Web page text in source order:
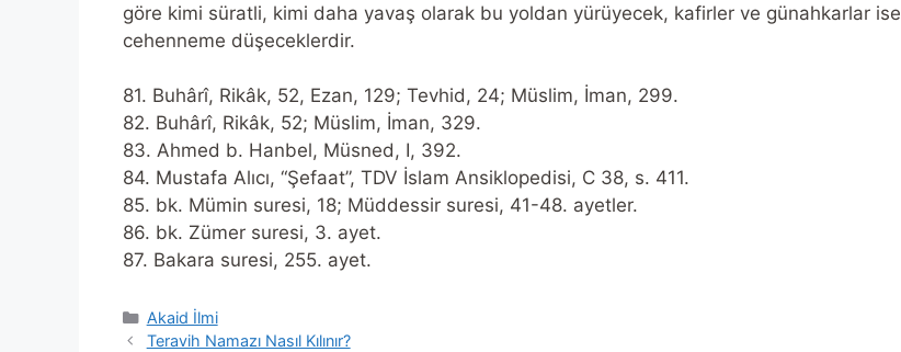
göre kimi süratli, kimi daha yavaş olarak bu yoldan yürüyecek, kafirler ve günahkarlar ise
cehenneme düşeceklerdir.
81. Buhârî, Rikâk, 52, Ezan, 129; Tevhid, 24; Müslim, İman, 299.
82. Buhârî, Rikâk, 52; Müslim, İman, 329.
83. Ahmed b. Hanbel, Müsned, I, 392.
84. Mustafa Alıcı, “Şefaat”, TDV İslam Ansiklopedisi, C 38, s. 411.
85. bk. Mümin suresi, 18; Müddessir suresi, 41-48. ayetler.
86. bk. Zümer suresi, 3. ayet.
87. Bakara suresi, 255. ayet.
Categories
Akaid İlmi
Teravih Namazı Nasıl Kılınır?